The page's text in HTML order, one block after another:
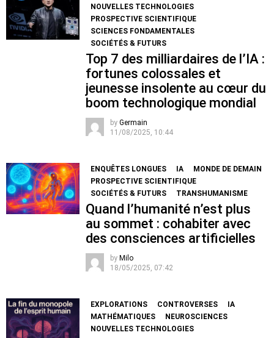
NOUVELLES TECHNOLOGIES
PROSPECTIVE SCIENTIFIQUE
SCIENCES FONDAMENTALES
SOCIÉTÉS & FUTURS
Top 7 des milliardaires de l’IA :
fortunes colossales et
jeunesse insolente au cœur du
boom technologique mondial
by Germain
11/08/2025, 10:44
ENQUÊTES LONGUES IA
MONDE DE DEMAIN
PROSPECTIVE SCIENTIFIQUE
SOCIÉTÉS & FUTURS
TRANSHUMANISME
Quand l’humanité n’est plus
au sommet : cohabiter avec
des consciences artificielles
by Milo
18/05/2025, 07:42
EXPLORATIONS CONTROVERSES
IA
MATHÉMATIQUES
NEUROSCIENCES
NOUVELLES TECHNOLOGIES